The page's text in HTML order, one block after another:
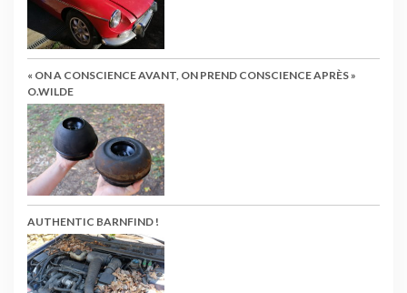
« ON A CONSCIENCE AVANT, ON PREND CONSCIENCE APRÈS »
O.WILDE
AUTHENTIC BARNFIND !